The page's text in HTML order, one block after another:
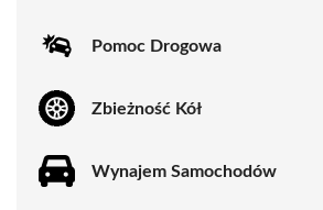
Pomoc Drogowa
Zbieżność Kół
Wynajem Samochodów